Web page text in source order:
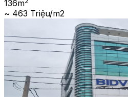
136m
~ 463 Triệu/m2